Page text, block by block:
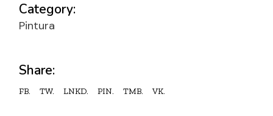
Category:
Pintura
Share:
FB. TW. LNKD. PIN. TMB. VK.